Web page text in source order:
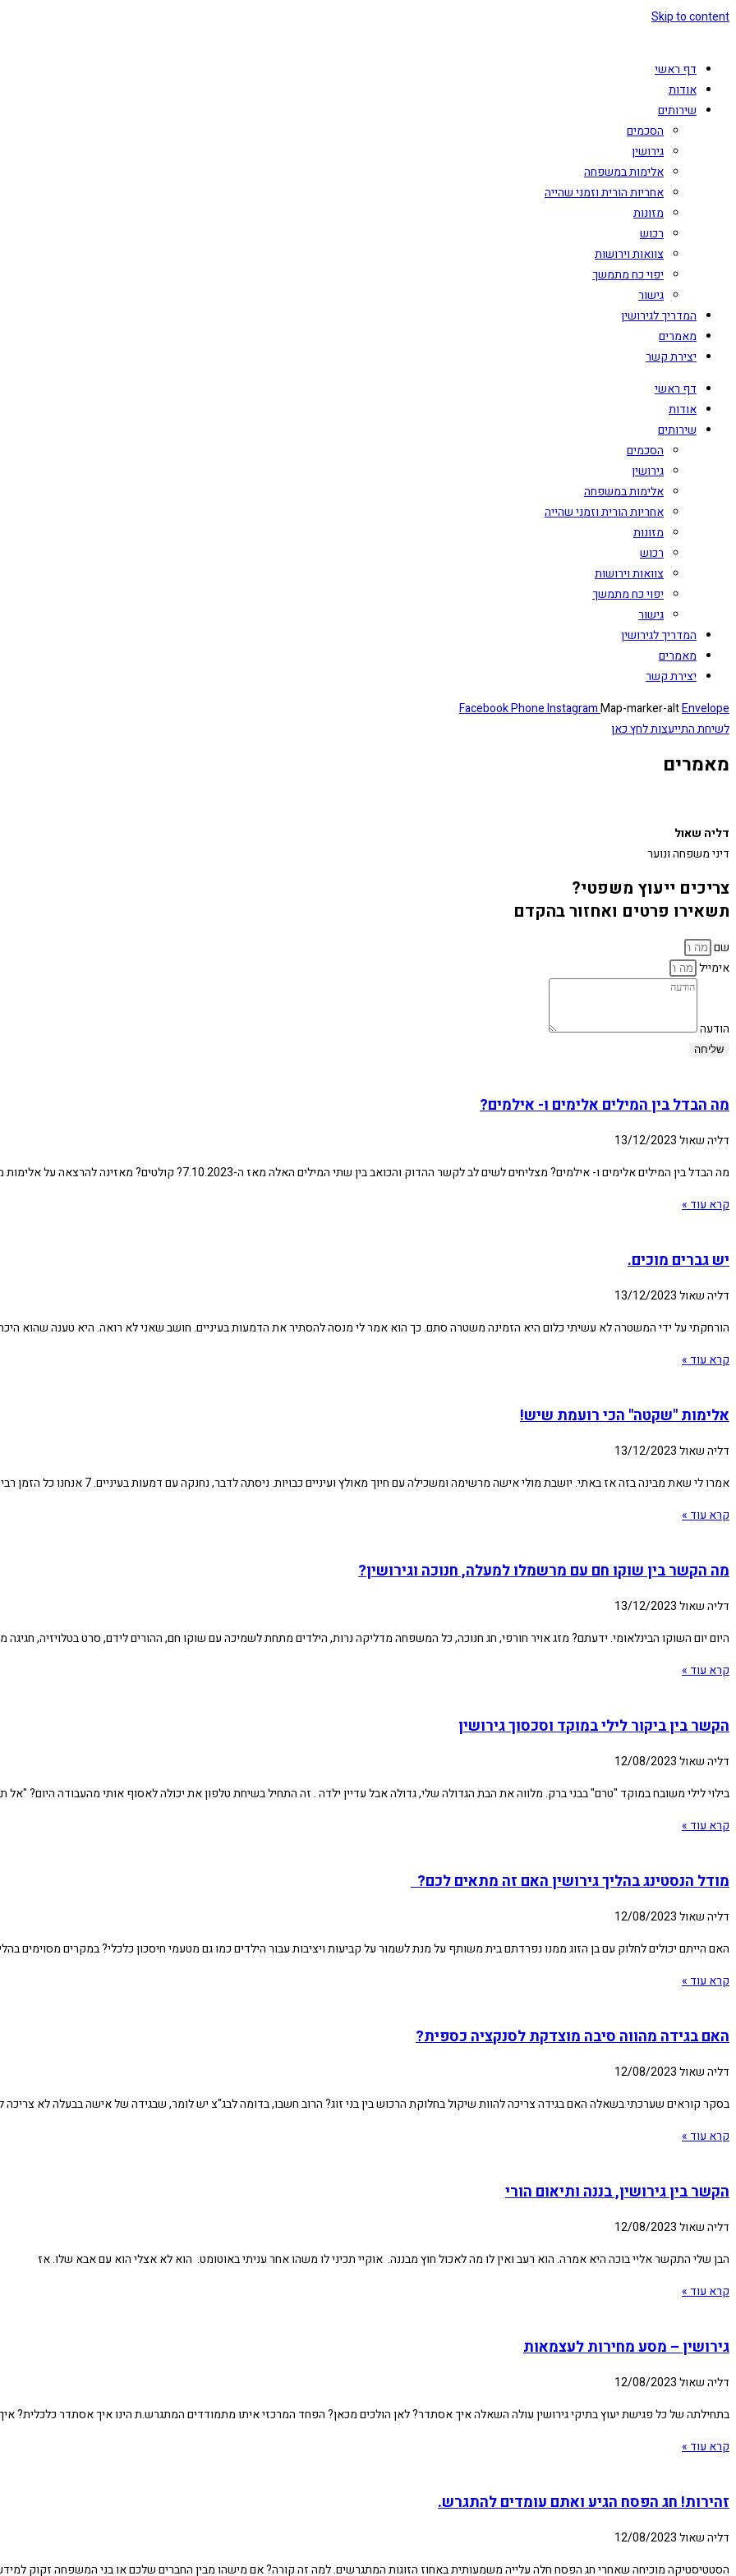
Skip to content
דף ראשי
אודות
שירותים
הסכמים
גירושין
אלימות במשפחה
אחריות הורית וזמני שהייה
מזונות
רכוש
צוואות וירושות
יפוי כח מתמשך
גישור
המדריך לגירושין
מאמרים
יצירת קשר
דף ראשי
אודות
שירותים
הסכמים
גירושין
אלימות במשפחה
אחריות הורית וזמני שהייה
מזונות
רכוש
צוואות וירושות
יפוי כח מתמשך
גישור
המדריך לגירושין
מאמרים
יצירת קשר
FacebookPhoneInstagramMap-marker-altEnvelope
לשיחת התייעצות לחץ כאן
מאמרים
דליה שאול
דיני משפחה ונוער
צריכים ייעוץ משפטי?
תשאירו פרטים ואחזור בהקדם
שם
אימייל
הודעה
שליחה
מה הבדל בין המילים אלימים ו- אילמים?
דליה שאול13/12/2023
מה הבדל בין המילים אלימים ו- אילמים? מצליחים לשים לב לקשר ההדוק והכואב בין שתי המילים האלה מאז ה-7.10.2023? קולטים? מאזינה להרצאה על אלימות מינית במסגרת הכשרת אלימות במשפחה בויצ"ו
קרא עוד »
יש גברים מוכים.
דליה שאול13/12/2023
הורחקתי על ידי המשטרה לא עשיתי כלום היא הזמינה משטרה סתם. כך הוא אמר לי מנסה להסתיר את הדמעות בעיניים. חושב שאני לא רואה. היא טענה שהוא
קרא עוד »
אלימות "שקטה" הכי רועמת שיש!
דליה שאול13/12/2023
אמרו לי שאת מבינה בזה אז באתי. יושבת מולי אישה מרשימה ומשכילה עם חיוך מאולץ ועיניים כבויות. ניסתה לדבר, נחנקה עם דמעות בעיניים. 7 אנחנו כל הזמן רבים. הכל מפריע
קרא עוד »
מה הקשר בין שוקו חם עם מרשמלו למעלה, חנוכה וגירושין?
דליה שאול13/12/2023
היום יום השוקו הבינלאומי. ידעתם? מזג אויר חורפי, חג חנוכה, כל המשפחה מדליקה נרות, הילדים מתחת לשמיכה עם שוקו חם, ההורים לידם, סרט בטלויזיה,
קרא עוד »
הקשר בין ביקור לילי במוקד וסכסוך גירושין
דליה שאול12/08/2023
בילוי לילי משובח במוקד "טרם" בבני ברק. מלווה את הבת הגדולה שלי, גדולה אבל עדיין ילדה . זה התחיל בשיחת טלפון את יכולה לאסוף אותי מהעבודה היום? "אל
קרא עוד »
מודל הנסטינג בהליך גירושין האם זה מתאים לכם?
דליה שאול12/08/2023
האם הייתם יכולים לחלוק עם בן הזוג ממנו נפרדתם בית משותף על מנת לשמור על קביעות ויציבות עבור הילדים כמו גם מטעמי חיסכון כלכלי? במקרים מסוימים
קרא עוד »
האם בגידה מהווה סיבה מוצדקת לסנקציה כספית?
דליה שאול12/08/2023
בסקר קוראים שערכתי בשאלה האם בגידה צריכה להוות שיקול בחלוקת הרכוש בין בני זוג? הרוב חשבו, בדומה לבג"צ יש לומר, שבגידה של אישה בבעלה לא צריכה
קרא עוד »
הקשר בין גירושין, בננה ותיאום הורי
דליה שאול12/08/2023
הבן שלי התקשר אליי בוכה היא אמרה. הוא רעב ואין לו מה לאכול חוץ מבננה. אוקיי תכיני לו משהו אחר עניתי באוטומט. הוא לא אצלי הוא עם אבא שלו. אז
קרא עוד »
גירושין – מסע מחירות לעצמאות
דליה שאול12/08/2023
בתחילתה של כל פגישת יעוץ בתיקי גירושין עולה השאלה איך אסתדר? לאן הולכים מכאן? הפחד המרכזי איתו מתמודדים המתגרש.ת הינו איך אסתדר כלכלית?
קרא עוד »
זהירות! חג הפסח הגיע ואתם עומדים להתגרש.
דליה שאול12/08/2023
הסטטיסטיקה מוכיחה שאחרי חג הפסח חלה עלייה משמעותית באחוז הזוגות המתגרשים. למה זה קורה? אם מישהו מבין החברים שלכם או בני המשפחה זקוק